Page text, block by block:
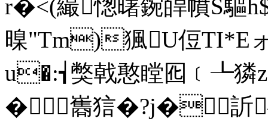
r�<(繓愡曙鋺皔幩S驅
暞"Tm)猦U侸TI*E
u�:┪獘戟憨瞠囮﹝┺獜
�巂狺�?j�訢